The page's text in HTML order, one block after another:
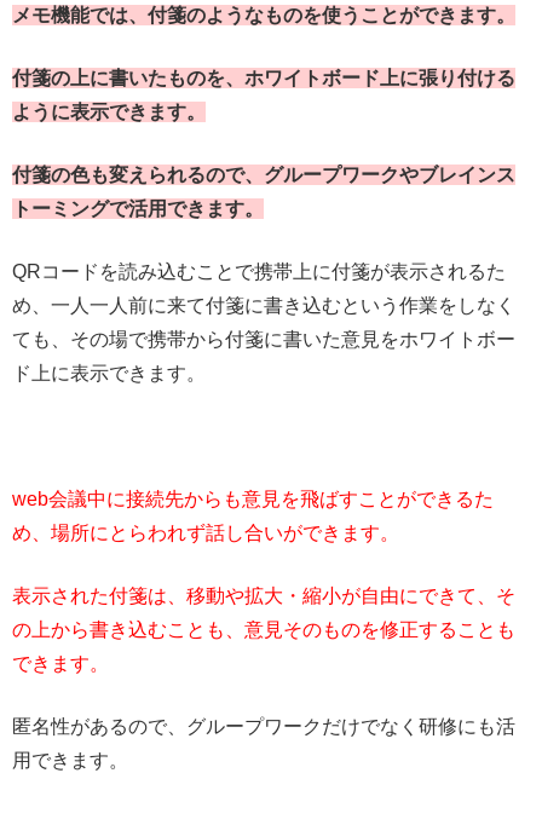
メモ機能では、付箋のようなものを使うことができます。
付箋の上に書いたものを、ホワイトボード上に張り付ける
ように表示できます。
付箋の色も変えられるので、グループワークやブレインス
トーミングで活用できます。
QRコードを読み込むことで携帯上に付箋が表示されるた
め、一人一人前に来て付箋に書き込むという作業をしなく
ても、その場で携帯から付箋に書いた意見をホワイトボー
ド上に表示できます。
web会議中に接続先からも意見を飛ばすことができるた
め、場所にとらわれず話し合いができます。
表示された付箋は、移動や拡大・縮小が自由にできて、そ
の上から書き込むことも、意見そのものを修正することも
できます。
匿名性があるので、グループワークだけでなく研修にも活
用できます。